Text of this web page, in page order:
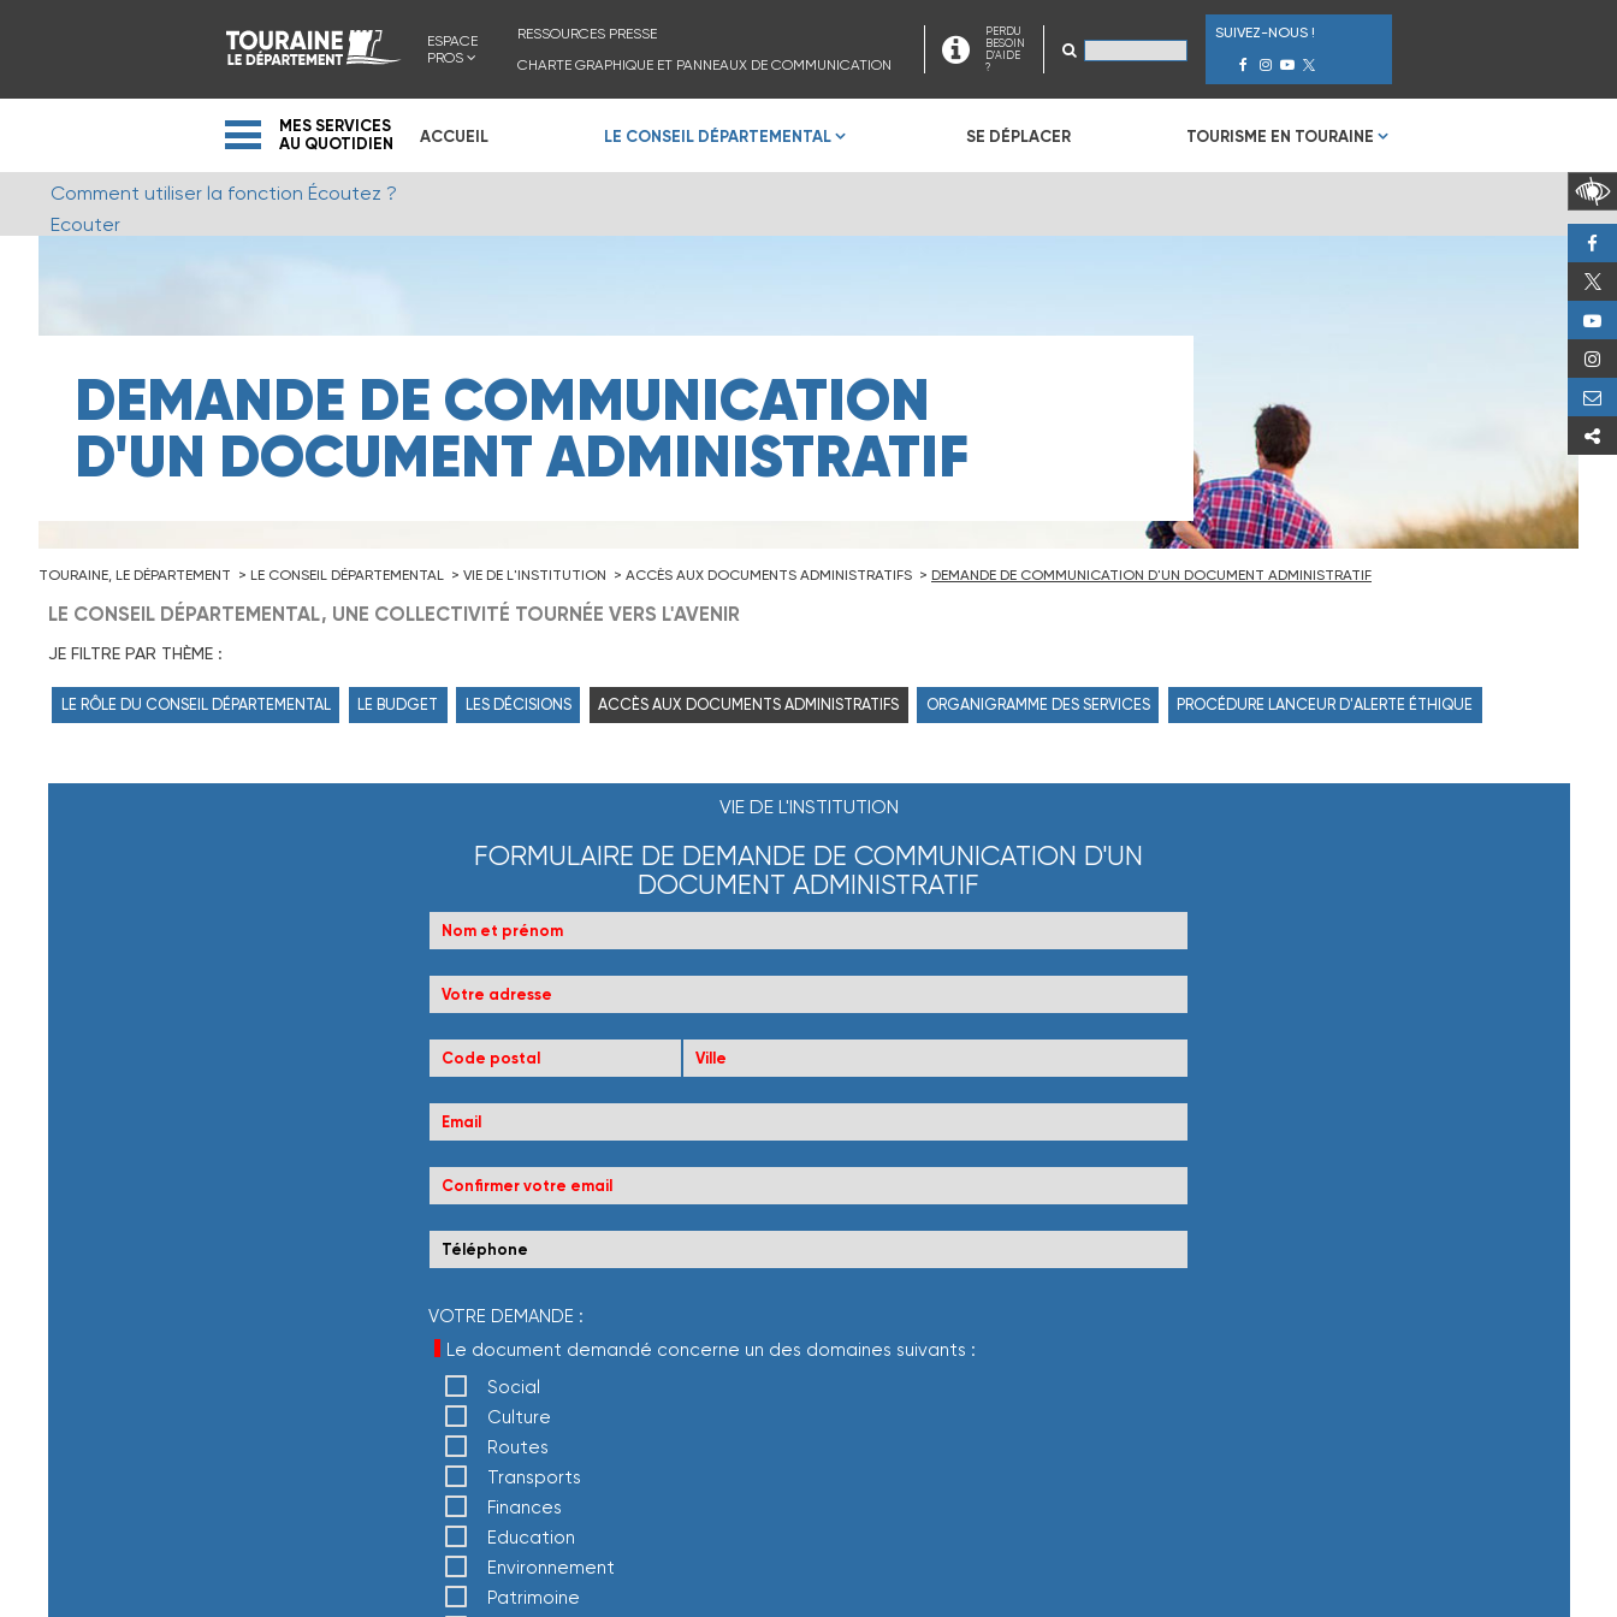
ESPACE
PROS
RESSOURCES PRESSE
CHARTE GRAPHIQUE ET PANNEAUX DE COMMUNICATION
PERDU
BESOIN
D'AIDE
?
SUIVEZ-NOUS !
MES SERVICES
AU QUOTIDIEN
ACCUEIL LE CONSEIL DÉPARTEMENTAL SE DÉPLACER TOURISME EN TOURAINE
Comment utiliser la fonction Écoutez ?
Ecouter
DEMANDE DE COMMUNICATION
D'UN DOCUMENT ADMINISTRATIF
TOURAINE, LE DÉPARTEMENT LE CONSEIL DÉPARTEMENTAL VIE DE L'INSTITUTION ACCÈS AUX DOCUMENTS ADMINISTRATIFS DEMANDE DE COMMUNICATION D'UN DOCUMENT ADMINISTRATIF
LE CONSEIL DÉPARTEMENTAL, UNE COLLECTIVITÉ TOURNÉE VERS L'AVENIR
JE FILTRE PAR THÈME :
LE RÔLE DU CONSEIL DÉPARTEMENTAL LE BUDGET LES DÉCISIONS ACCÈS AUX DOCUMENTS ADMINISTRATIFS ORGANIGRAMME DES SERVICES PROCÉDURE LANCEUR D'ALERTE ÉTHIQUE
VIE DE L'INSTITUTION
FORMULAIRE DE DEMANDE DE COMMUNICATION D'UN
DOCUMENT ADMINISTRATIF
VOTRE DEMANDE :
Champ obligatoire
Le document demandé concerne un des domaines suivants :
Social
Culture
Routes
Transports
Finances
Education
Environnement
Patrimoine